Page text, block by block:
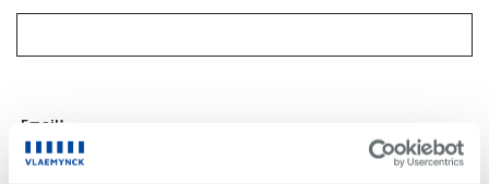
Email*